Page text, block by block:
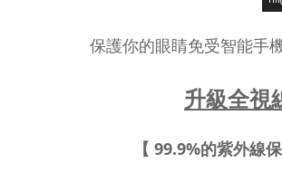
保護你的眼睛免受智能手
升級全視
【 99.9%的紫外線